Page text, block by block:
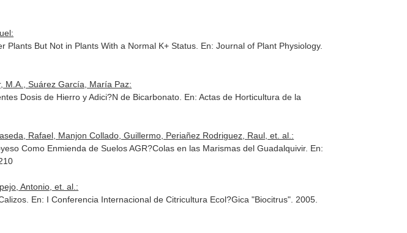
Plants But Not in Plants With a Normal K+ Status. En: Journal of Plant Physiology.
M.A., Suárez García, María Paz:
Dosis de Hierro y Adici?N de Bicarbonato. En: Actas de Horticultura de la
Rafael, Manjon Collado, Guillermo, Periañez Rodriguez, Raul, et. al.:
Como Enmienda de Suelos AGR?Colas en las Marismas del Guadalquivir. En:
Antonio, et. al.:
En: I Conferencia Internacional de Citricultura Ecol?Gica "Biocitrus" . 2005.